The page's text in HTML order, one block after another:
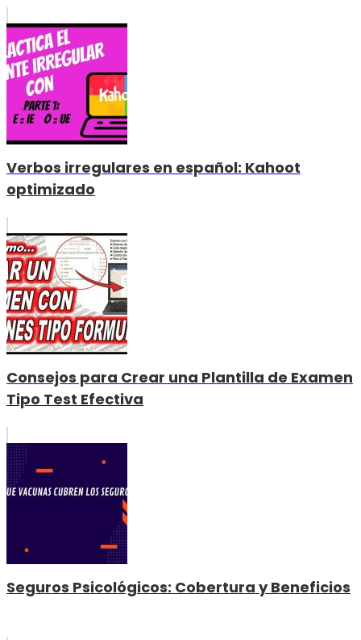
Verbos irregulares en español: Kahoot
optimizado
Consejos para Crear una Plantilla de Examen
Tipo Test Efectiva
Seguros Psicológicos: Cobertura y Beneficios